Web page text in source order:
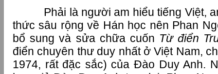
Phải là người am hiểu tiếng Việt,
thức sâu rộng về Hán học nên Phan
bổ sung và sửa chữa cuốn Từ điển
điển chuyên thư duy nhất ở Việt Nam,
1974, rất đặc sắc) của Đào Duy Anh.